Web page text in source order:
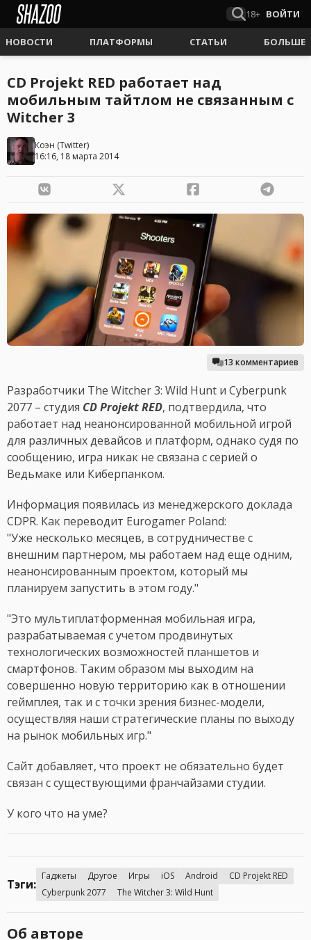
18+ ВОЙТИ
НОВОСТИ ПЛАТФОРМЫ СТАТЬИ БОЛЬШЕ
CD Projekt RED работает над
мобильным тайтлом не связанным с
Witcher 3
Коэн (Twitter)
16:16, 18 марта 2014
13 комментариев
Разработчики The Witcher 3: Wild Hunt и Cyberpunk
2077 – студия CD Projekt RED, подтвердила, что
работает над неанонсированной мобильной игрой
для различных девайсов и платформ, однако судя по
сообщению, игра никак не связана с серией о
Ведьмаке или Киберпанком.
Информация появилась из менеджерского доклада
CDPR. Как переводит Eurogamer Poland:
"Уже несколько месяцев, в сотрудничестве с
внешним партнером, мы работаем над еще одним,
неанонсированным проектом, который мы
планируем запустить в этом году."
"Это мультиплатформенная мобильная игра,
разрабатываемая с учетом продвинутых
технологических возможностей планшетов и
смартфонов. Таким образом мы выходим на
совершенно новую территорию как в отношении
геймплея, так и с точки зрения бизнес-модели,
осуществляя наши стратегические планы по выходу
на рынок мобильных игр."
Сайт добавляет, что проект не обязательно будет
связан с существующими франчайзами студии.
У кого что на уме?
Тэги:
Гаджеты Другое Игры iOS Android
CD Projekt RED
Cyberpunk 2077
The Witcher 3: Wild Hunt
Об авторе